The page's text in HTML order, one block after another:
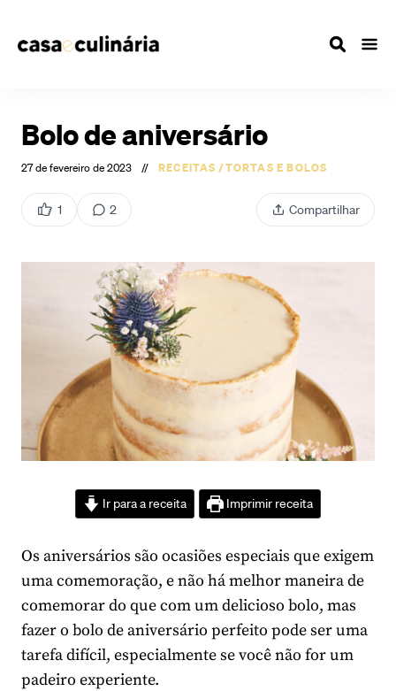
Bolo de aniversário
27 de fevereiro de 2023 // RECEITAS /TORTAS E BOLOS
1 2 Compartilhar
Ir para a receita Imprimir receita
Os aniversários são ocasiões especiais que exigem
uma comemoração, e não há melhor maneira de
comemorar do que com um delicioso bolo, mas
fazer o bolo de aniversário perfeito pode ser uma
tarefa difícil, especialmente se você não for um
padeiro experiente.